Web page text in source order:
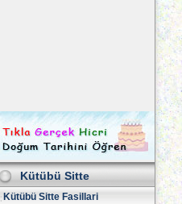
Kütübü Sitte
Kütübü Sitte Fasillari